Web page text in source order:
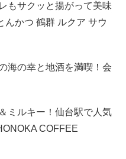
もサクッと揚がって美味
んかつ 鶴群 ルクア サウ
海の幸と地酒を満喫！会
ミルキー！仙台駅で人気
COFFEE